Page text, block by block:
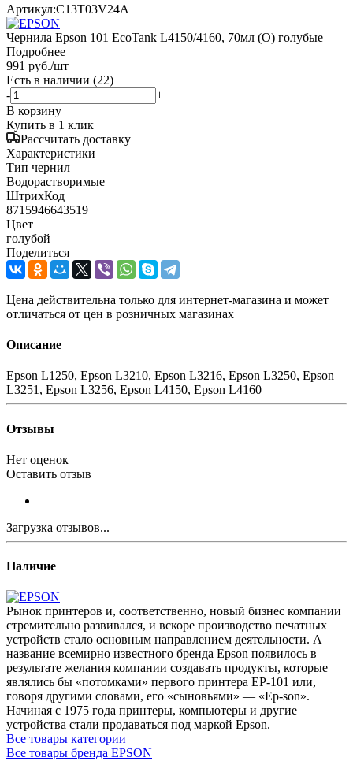
Артикул:C13T03V24A
Чернила Epson 101 EcoTank L4150/4160, 70мл (О) голубые
Подробнее
991 руб./шт
Есть в наличии (22)
-
+
В корзину
Купить в 1 клик
Рассчитать доставку
Характеристики
Тип чернил
Водорастворимые
ШтрихКод
8715946643519
Цвет
голубой
Поделиться
Цена действительна только для интернет-магазина и может
отличаться от цен в розничных магазинах
Описание
Epson L1250, Epson L3210, Epson L3216, Epson L3250, Epson
L3251, Epson L3256, Epson L4150, Epson L4160
Отзывы
Нет оценок
Оставить отзыв
Загрузка отзывов...
Наличие
Рынок принтеров и, соответственно, новый бизнес компании
стремительно развивался, и вскоре производство печатных
устройств стало основным направлением деятельности. А
название всемирно известного бренда Epson появилось в
результате желания компании создавать продукты, которые
являлись бы «потомками» первого принтера EP-101 или,
говоря другими словами, его «сыновьями» — «Ep-son».
Начиная с 1975 года принтеры, компьютеры и другие
устройства стали продаваться под маркой Epson.
Все товары категории
Все товары бренда EPSON